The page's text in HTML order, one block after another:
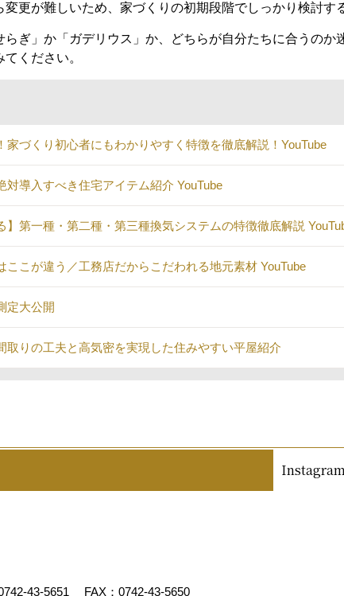
変更が難しいため、家づくりの初期段階でしっかり検討す
らぎ」か「ガデリウス」か、どちらが自分たちに合うの
てください。
家づくり初心者にもわかりやすく特徴を徹底解説！YouTube
対導入すべき住宅アイテム紹介 YouTube
】第一種・第二種・第三種換気システムの特徴徹底解説
ここが違う／工務店だからこだわれる地元素材 YouTube
定大公開
取りの工夫と高気密を実現した住みやすい平屋紹介
43-5651 FAX：0742-43-5650